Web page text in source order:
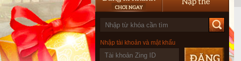
Nhập tài khoản và mật khẩu